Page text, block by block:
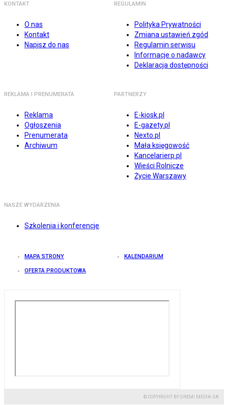
KONTAKT
O nas
Kontakt
Napisz do nas
REGULAMIN
Polityka Prywatności
Zmiana ustawień zgód
Regulamin serwisu
Informacje o nadawcy
Deklaracja dostępności
REKLAMA I PRENUMERATA
Reklama
Ogłoszenia
Prenumerata
Archiwum
PARTNERZY
E-kiosk.pl
E-gazety.pl
Nexto.pl
Mała księgowość
Kancelarierp.pl
Wieści Rolnicze
Życie Warszawy
NASZE WYDARZENIA
Szkolenia i konferencje
MAPA STRONY KALENDARIUM
OFERTA PRODUKTOWA
© COPYRIGHT BY GREMI MEDIA SA